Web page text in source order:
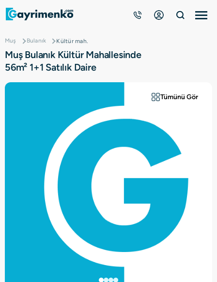
Gayrimenkuller
Muş Bulanık Kültür mah.
Muş Bulanık Kültür Mahallesinde
56m² 1+1 Satılık Daire
Tümünü Gör